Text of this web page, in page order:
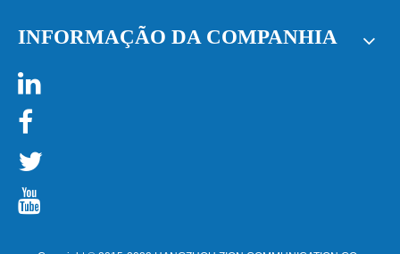
+86 15088607575
MERCADOS
INFORMAÇÃO DA COMPANHIA
